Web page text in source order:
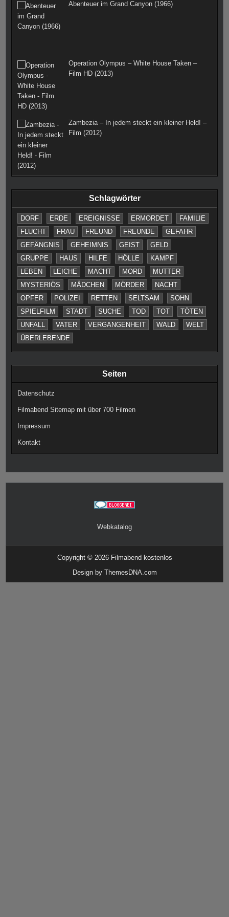
Abenteuer im Grand Canyon (1966)
Operation Olympus – White House Taken –
Film HD (2013)
Zambezia – In jedem steckt ein kleiner Held! –
Film (2012)
Schlagwörter
DORF ERDE EREIGNISSE ERMORDET
FAMILIE
FLUCHT
FRAU FREUND FREUNDE
GEFAHR
GEFÄNGNIS
GEHEIMNIS GEIST
GELD
GRUPPE
HAUS HILFE HÖLLE
KAMPF
LEBEN
LEICHE MACHT MORD
MUTTER
MYSTERIÖS
MÄDCHEN MÖRDER
NACHT
OPFER
POLIZEI RETTEN SELTSAM
SOHN
SPIELFILM
STADT SUCHE TOD TOT
TÖTEN
UNFALL
VATER VERGANGENHEIT WALD
WELT
ÜBERLEBENDE
Seiten
Datenschutz
Filmabend Sitemap mit über 700 Filmen
Impressum
Kontakt
Webkatalog
Copyright © 2026 Filmabend kostenlos
Design by ThemesDNA.com